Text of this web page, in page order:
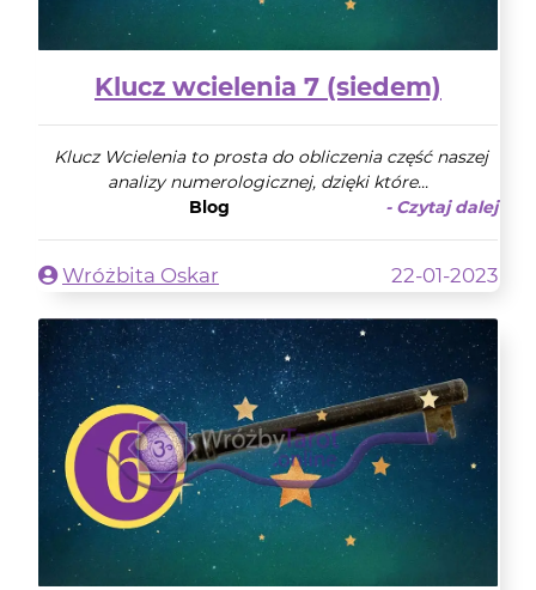
Klucz wcielenia 7 (siedem)
Klucz Wcielenia to prosta do obliczenia część naszej
analizy numerologicznej, dzięki które...
Blog
- Czytaj dalej
Wróżbita Oskar 22-01-2023